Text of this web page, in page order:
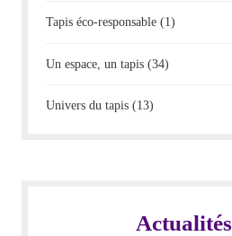
Tapis éco-responsable (1)
Un espace, un tapis (34)
Univers du tapis (13)
Actualités